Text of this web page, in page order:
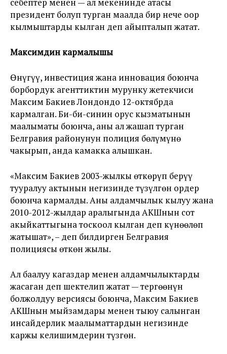
президент болуп турган маалда бир нече оор
кылмыштарды кылган деп айыпталып жатат.
Максимдин кармалышы
Өнүгүү, инвестиция жана инновация боюнча
борбордук агенттиктин мурунку жетекчиси
Максим Бакиев Лондондо 12-октябрда
кармалган. Би-би-синин орус кызматынын
маалыматы боюнча, аны ал жашап турган
Белгравия районунун полиция бөлүмүнө
чакырып, анда камакка алышкан.
«Максим Бакиев 2003-жылкы өткөрүп берүү
тууралуу актынын негизинде түзүлгөн ордер
боюнча кармалды. Аны алдамчылык кылуу жана
2010-2012-жылдар аралыгында АКШнын сот
акыйкаттыгына тоскоол кылган деп күнөөлөп
жатышат», – деп билдирген Белгравия
полициясы өткөн жылы.
Ал баалуу кагаздар менен алдамчылыктарды
жасаган деп шектелип жатат — тергөөнүн
болжолдуу версиясы боюнча, Максим Бакиев
АКШнын мыйзамдары менен тыюу салынган
инсайдерлик маалыматтардын негизинде
каржы келишимдерин түзгөн.